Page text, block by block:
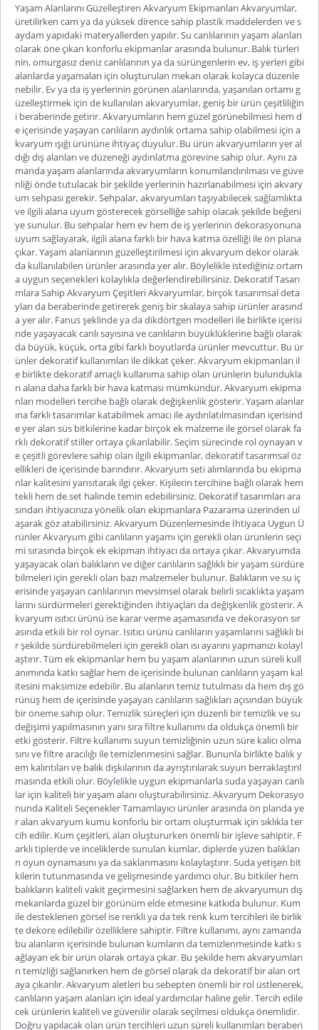
Yaşam Alanlarını Güzelleştiren Akvaryum Ekipmanları Akvaryumlar,
üretilirken cam ya da yüksek dirence sahip plastik maddelerden ve s
aydam yapıdaki materyallerden yapılır. Su canlılarının yaşam alanları
olarak öne çıkan konforlu ekipmanlar arasında bulunur. Balık türleri
nin, omurgasız deniz canlılarının ya da sürüngenlerin ev, iş yerleri gibi
alanlarda yaşamaları için oluşturulan mekan olarak kolayca düzenle
nebilir. Ev ya da iş yerlerinin görünen alanlarında, yaşanılan ortamı g
üzelleştirmek için de kullanılan akvaryumlar, geniş bir ürün çeşitliliğin
i beraberinde getirir. Akvaryumların hem güzel görünebilmesi hem d
e içerisinde yaşayan canlıların aydınlık ortama sahip olabilmesi için a
kvaryum ışığı ürününe ihtiyaç duyulur. Bu ürün akvaryumların yer al
dığı dış alanları ve düzeneği aydınlatma görevine sahip olur. Aynı za
manda yaşam alanlarında akvaryumların konumlandırılması ve güve
nliği önde tutulacak bir şekilde yerlerinin hazırlanabilmesi için akvary
um sehpası gerekir. Sehpalar, akvaryumları taşıyabilecek sağlamlıkta
ve ilgili alana uyum gösterecek görselliğe sahip olacak şekilde beğeni
ye sunulur. Bu sehpalar hem ev hem de iş yerlerinin dekorasyonuna
uyum sağlayarak, ilgili alana farklı bir hava katma özelliği ile ön plana
çıkar. Yaşam alanlarının güzelleştirilmesi için akvaryum dekor olarak
da kullanılabilen ürünler arasında yer alır. Böylelikle istediğiniz ortam
a uygun seçenekleri kolaylıkla değerlendirebilirsiniz. Dekoratif Tasarı
mlara Sahip Akvaryum Çeşitleri Akvaryumlar, birçok tasarımsal deta
yları da beraberinde getirerek geniş bir skalaya sahip ürünler arasınd
a yer alır. Fanus şeklinde ya da dikdörtgen modelleri ile birlikte içerisi
nde yaşayacak canlı sayısına ve canlıların büyüklüklerine bağlı olarak
da büyük, küçük, orta gibi farklı boyutlarda ürünler mevcuttur. Bu ür
ünler dekoratif kullanımları ile dikkat çeker. Akvaryum ekipmanları il
e birlikte dekoratif amaçlı kullanıma sahip olan ürünlerin bulundukla
rı alana daha farklı bir hava katması mümkündür. Akvaryum ekipma
nları modelleri tercihe bağlı olarak değişkenlik gösterir. Yaşam alanlar
ına farklı tasarımlar katabilmek amacı ile aydınlatılmasından içerisind
e yer alan süs bitkilerine kadar birçok ek malzeme ile görsel olarak fa
rklı dekoratif stiller ortaya çıkarılabilir. Seçim sürecinde rol oynayan v
e çeşitli görevlere sahip olan ilgili ekipmanlar, dekoratif tasarımsal öz
ellikleri de içerisinde barındırır. Akvaryum seti alımlarında bu ekipma
nlar kalitesini yansıtarak ilgi çeker. Kişilerin tercihine bağlı olarak hem
tekli hem de set halinde temin edebilirsiniz. Dekoratif tasarımları ara
sından ihtiyacınıza yönelik olan ekipmanlara Pazarama üzerinden ul
aşarak göz atabilirsiniz. Akvaryum Düzenlemesinde İhtiyaca Uygun Ü
rünler Akvaryum gibi canlıların yaşamı için gerekli olan ürünlerin seçi
mi sırasında birçok ek ekipman ihtiyacı da ortaya çıkar. Akvaryumda
yaşayacak olan balıkların ve diğer canlıların sağlıklı bir yaşam sürdüre
bilmeleri için gerekli olan bazı malzemeler bulunur. Balıkların ve su iç
erisinde yaşayan canlılarının mevsimsel olarak belirli sıcaklıkta yaşam
larını sürdürmeleri gerektiğinden ihtiyaçları da değişkenlik gösterir. A
kvaryum ısıtıcı ürünü ise karar verme aşamasında ve dekorasyon sır
asında etkili bir rol oynar. Isıtıcı ürünü canlıların yaşamlarını sağlıklı bi
r şekilde sürdürebilmeleri için gerekli olan ısı ayarını yapmanızı kolayl
aştırır. Tüm ek ekipmanlar hem bu yaşam alanlarının uzun süreli kull
anımında katkı sağlar hem de içerisinde bulunan canlıların yaşam kal
itesini maksimize edebilir. Bu alanların temiz tutulması da hem dış gö
rünüş hem de içerisinde yaşayan canlıların sağlıkları açısından büyük
bir öneme sahip olur. Temizlik süreçleri için düzenli bir temizlik ve su
değişimi yapılmasının yanı sıra filtre kullanımı da oldukça önemli bir
etki gösterir. Filtre kullanımı suyun temizliğinin uzun süre kalıcı olma
sını ve filtre aracılığı ile temizlenmesini sağlar. Bununla birlikte balık y
em kalıntıları ve balık dışkılarının da ayrıştırılarak suyun berraklaştırıl
masında etkili olur. Böylelikle uygun ekipmanlarla suda yaşayan canlı
lar için kaliteli bir yaşam alanı oluşturabilirsiniz. Akvaryum Dekorasyo
nunda Kaliteli Seçenekler Tamamlayıcı ürünler arasında ön planda ye
r alan akvaryum kumu konforlu bir ortam oluşturmak için sıklıkla ter
cih edilir. Kum çeşitleri, alan oluştururken önemli bir işleve sahiptir. F
arklı tiplerde ve inceliklerde sunulan kumlar, diplerde yüzen balıkları
n oyun oynamasını ya da saklanmasını kolaylaştırır. Suda yetişen bit
kilerin tutunmasında ve gelişmesinde yardımcı olur. Bu bitkiler hem
balıkların kaliteli vakit geçirmesini sağlarken hem de akvaryumun dış
mekanlarda güzel bir görünüm elde etmesine katkıda bulunur. Kum
ile desteklenen görsel ise renkli ya da tek renk kum tercihleri ile birlik
te dekore edilebilir özelliklere sahiptir. Filtre kullanımı, aynı zamanda
bu alanların içerisinde bulunan kumların da temizlenmesinde katkı s
ağlayan ek bir ürün olarak ortaya çıkar. Bu şekilde hem akvaryumları
n temizliği sağlanırken hem de görsel olarak da dekoratif bir alan ort
aya çıkarılır. Akvaryum aletleri bu sebepten önemli bir rol üstlenerek,
canlıların yaşam alanları için ideal yardımcılar haline gelir. Tercih edile
cek ürünlerin kaliteli ve güvenilir olarak seçilmesi oldukça önemlidir.
Doğru yapılacak olan ürün tercihleri uzun süreli kullanımları beraberi